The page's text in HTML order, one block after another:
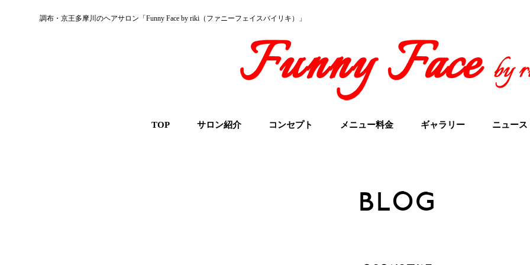
調布・京王多摩川のヘアサロン「Funny Face by riki（ファニーフェイスバイリキ）」
TOP サロン紹介 コンセプト メニュー料金 ギャラリー ニュース
BLOG